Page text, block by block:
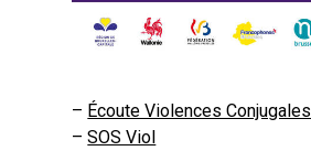
– Écoute Violences Conjugales
–SOS Viol